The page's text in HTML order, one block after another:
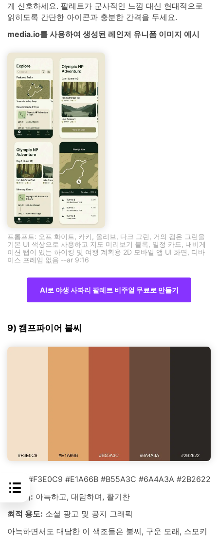
게 신호하세요. 팔레트가 군사적인 느낌 대신 현대적으로
읽히도록 간단한 아이콘과 충분한 간격을 두세요.
media.io를 사용하여 생성된 레인저 유니폼 이미지 예시
프롬프트: 오프 화이트, 카키, 올리브, 다크 그린, 거의 검은 그린을
기본 UI 색상으로 사용하고 지도 미리보기 블록, 일정 카드, 내비게
이션 탭이 있는 하이킹 및 여행 계획용 2D 모바일 앱 UI 화면, 디바
이스 프레임 없음 --ar 9:16
AI로 야생 사파리 팔레트 비주얼 무료로 만들기
9) 캠프파이어 불씨
#F3E0C9 #E1A66B #B55A3C #6A4A3A #2B2622
분위기: 아늑하고, 대담하며, 활기찬
최적 용도: 소셜 광고 및 공지 그래픽
아늑하면서도 대담한 이 색조들은 불씨, 구운 모래, 스모키